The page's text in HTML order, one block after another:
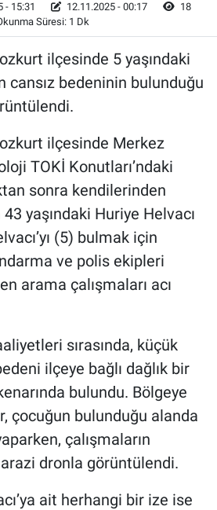
- 15:31 12.11.2025 - 00:17
18
Süresi: 1 Dk
ilçesinde 5 yaşındaki
cansız bedeninin bulunduğu
ilçesinde Merkez
TOKİ Konutları’ndaki
sonra kendilerinden
yaşındaki Huriye Helvacı
(5) bulmak için
ve polis ekipleri
arama çalışmaları acı
sırasında, küçük
ilçeye bağlı dağlık bir
bulundu. Bölgeye
çocuğun bulunduğu alanda
çalışmaların
dronla görüntülendi.
ait herhangi bir ize ise